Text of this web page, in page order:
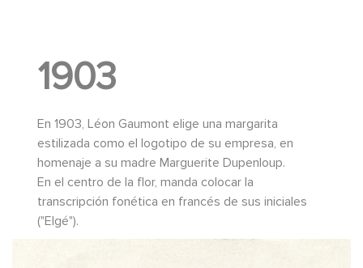
1903
En 1903, Léon Gaumont elige una margarita
estilizada como el logotipo de su empresa, en
homenaje a su madre Marguerite Dupenloup.
En el centro de la flor, manda colocar la
transcripción fonética en francés de sus iniciales
("Elgé").